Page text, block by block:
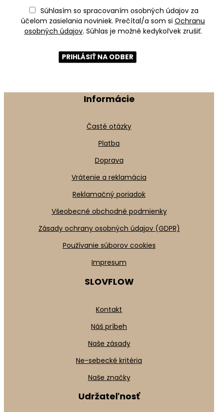
Súhlasím so spracovaním osobných údajov za
účelom zasielania noviniek. Prečítal/a som siOchranu
osobných údajov. Súhlas je možné kedykoľvek zrušiť.
Informácie
Časté otázky
Platba
Doprava
Vrátenie a reklamácia
Reklamačný poriadok
Všeobecné obchodné podmienky
Zásady ochrany osobných údajov (GDPR)
Používanie súborov cookies
Impresum
SLOVFLOW
Kontakt
Náš príbeh
Naše zásady
Ne-sebecké kritéria
Naše značky
Udržateľnosť